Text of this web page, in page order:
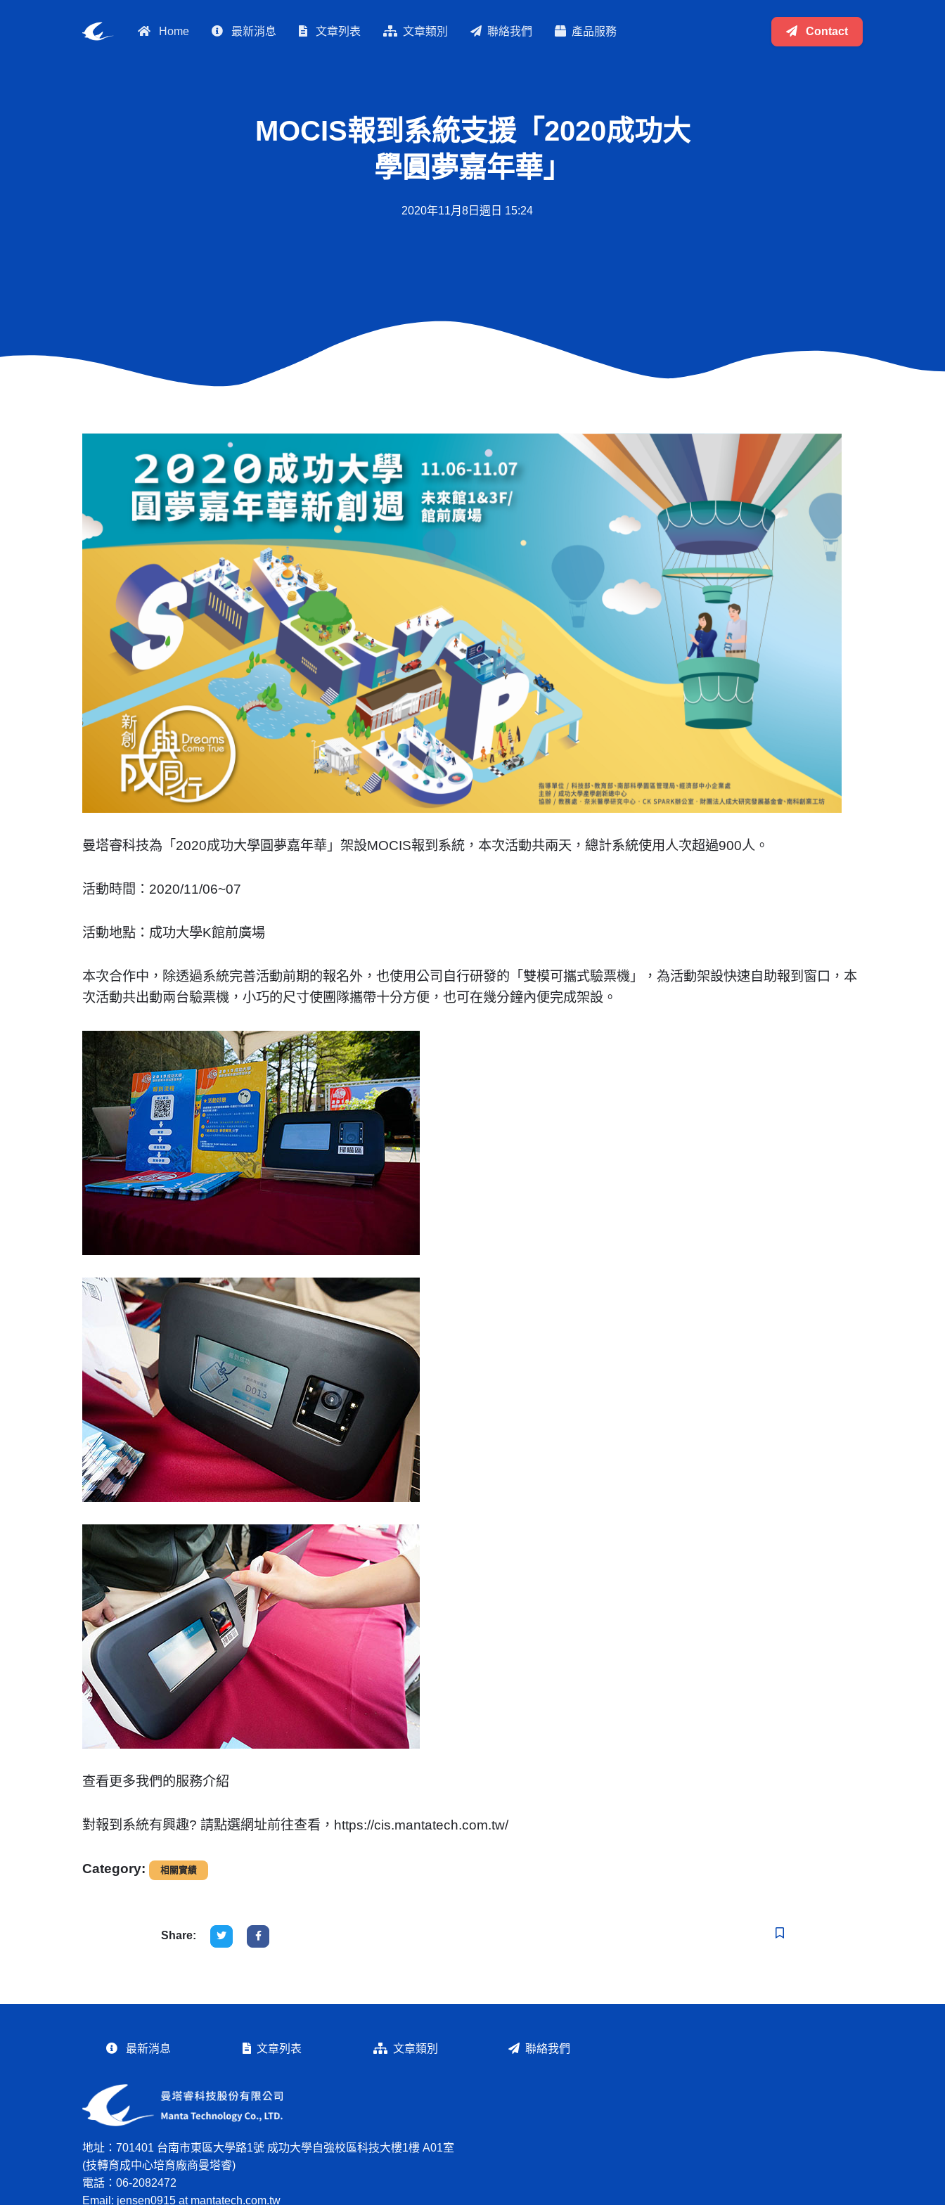
Home 最新消息 文章列表 文章類別 聯絡我們 產品服務 Contact
MOCIS報到系統支援「2020成功大
學圓夢嘉年華」
2020年11月8日週日 15:24
曼塔睿科技為「2020成功大學圓夢嘉年華」架設MOCIS報到系統，本次活動共兩天，總計系統使用人次超過900人。
活動時間：2020/11/06~07
活動地點：成功大學K館前廣場
本次合作中，除透過系統完善活動前期的報名外，也使用公司自行研發的「雙模可攜式驗票機」，為活動架設快速自助報到窗口，本
次活動共出動兩台驗票機，小巧的尺寸使團隊攜帶十分方便，也可在幾分鐘內便完成架設。
查看更多我們的服務介紹
對報到系統有興趣? 請點選網址前往查看， https://cis.mantatech.com.tw/
Category: 相關實績
Share:
最新消息 文章列表 文章類別 聯絡我們
地址：701401 台南市東區大學路1號 成功大學自強校區科技大樓1樓 A01室
(技轉育成中心培育廠商曼塔睿)
電話：06-2082472
Email: jensen0915 at mantatech.com.tw